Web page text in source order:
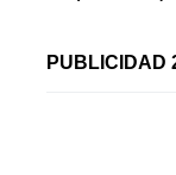
PUBLICIDAD